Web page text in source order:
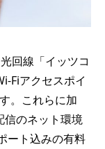
回線「イッツコ
Fiアクセスポイ
。これらに加
信のネット環境
ート込みの有料